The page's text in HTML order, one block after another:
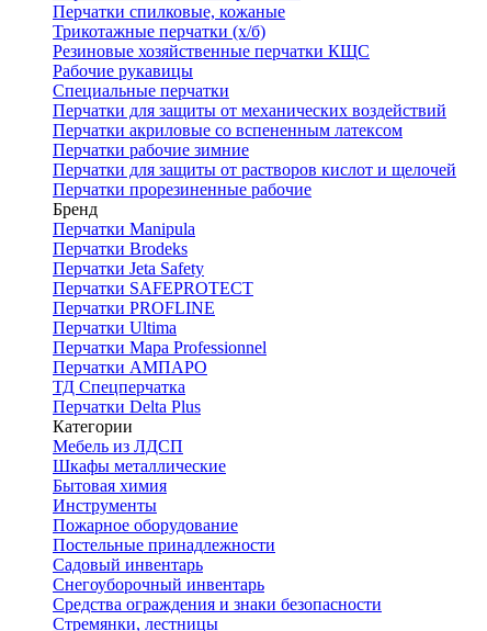
Перчатки спилковые, кожаные
Трикотажные перчатки (х/б)
Резиновые хозяйственные перчатки КЩС
Рабочие рукавицы
Специальные перчатки
Перчатки для защиты от механических воздействий
Перчатки акриловые со вспененным латексом
Перчатки рабочие зимние
Перчатки для защиты от растворов кислот и щелочей
Перчатки прорезиненные рабочие
Бренд
Перчатки Manipula
Перчатки Brodeks
Перчатки Jeta Safety
Перчатки SAFEPROTECT
Перчатки PROFLINE
Перчатки Ultima
Перчатки Мара Professionnel
Перчатки АМПАРО
ТД Спецперчатка
Перчатки Delta Plus
Категории
Мебель из ЛДСП
Шкафы металлические
Бытовая химия
Инструменты
Пожарное оборудование
Постельные принадлежности
Садовый инвентарь
Снегоуборочный инвентарь
Средства ограждения и знаки безопасности
Стремянки, лестницы